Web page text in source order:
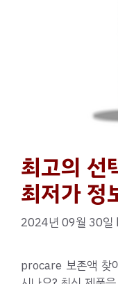
최고의
최저가 정
2024년 09월 30일
procare 보존액 찾